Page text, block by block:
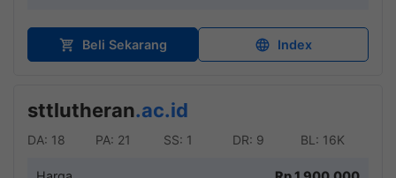
Beli Sekarang Index
sttlutheran.ac.id
DA: 18 PA: 21 SS: 1 DR: 9 BL: 16K